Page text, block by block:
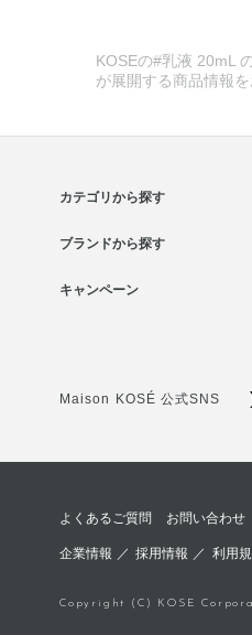
KOSEの#乳液 20mL
が展開する商品情報
カテゴリから探す
ブランドから探す
キャンペーン
Maison KOSÉ 公式SNS
よくあるご質問 お問い合わせ
企業情報 ／採用情報 ／ 利用
Copyright (C) KOSE